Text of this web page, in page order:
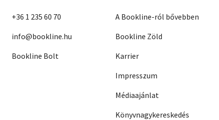
+36 1 235 60 70
info@bookline.hu
Bookline Bolt
A Bookline-ról bővebben
Bookline Zöld
Karrier
Impresszum
Médiaajánlat
Könyvnagykereskedés